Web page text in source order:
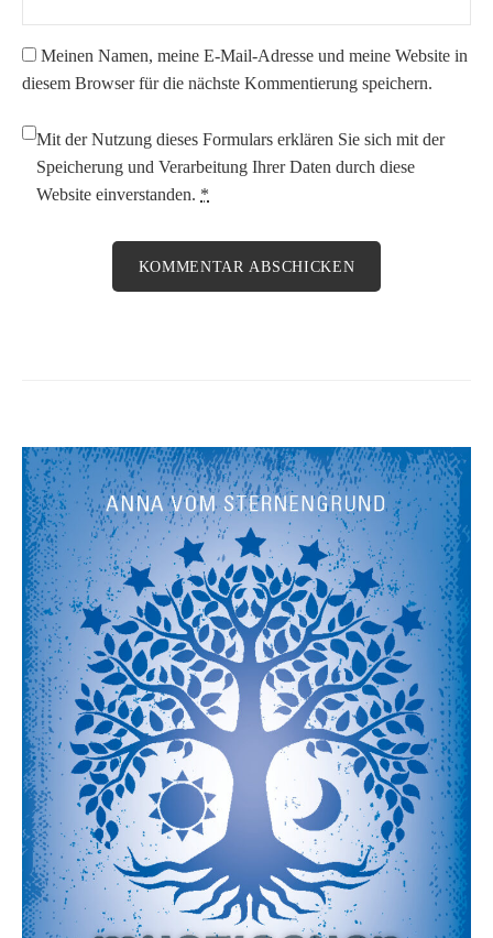
Meinen Namen, meine E-Mail-Adresse und meine Website in
diesem Browser für die nächste Kommentierung speichern.
Mit der Nutzung dieses Formulars erklären Sie sich mit der
Speicherung und Verarbeitung Ihrer Daten durch diese
Website einverstanden. *